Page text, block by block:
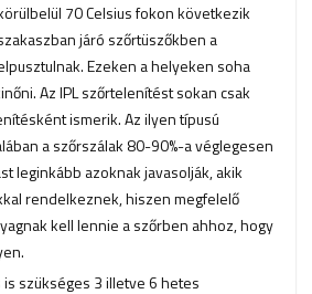
70 Celsius fokon következik
járó szőrtüszőkben a
Ezeken a helyeken soha
Az IPL szőrtelenítést sokan csak
ismerik. Az ilyen típusú
a szőrszálak 80-90%-a véglegesen
leginkább azoknak javasolják, akik
rendelkeznek, hiszen megfelelő
kell lennie a szőrben ahhoz, hogy
szükséges 3 illetve 6 hetes